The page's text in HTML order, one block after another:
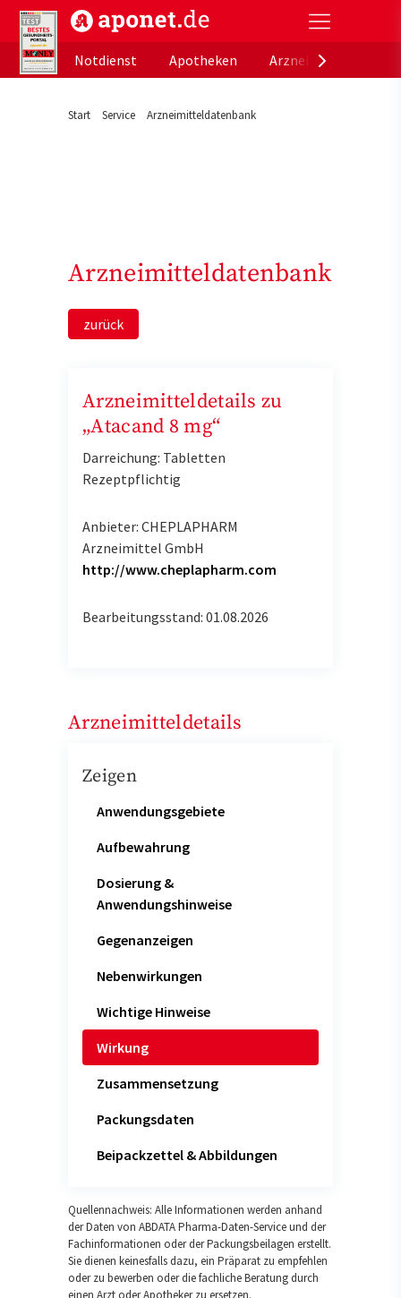
aponet.de - Das offizielle Gesundheitsportal der
Notdienst
Apotheken
Start Service Arzneimitteldatenbank
Arzneimitteldatenbank
zurück
Arzneimitteldetails zu
„Atacand 8 mg“
Darreichung: Tabletten
Rezeptpflichtig
Anbieter: CHEPLAPHARM
Arzneimittel GmbH
http://www.cheplapharm.com
Bearbeitungsstand: 01.08.2026
Arzneimitteldetails
Zeigen
Anwendungsgebiete
Aufbewahrung
Dosierung &
Anwendungshinweise
Gegenanzeigen
Nebenwirkungen
Wichtige Hinweise
Wirkung
Zusammensetzung
Packungsdaten
Beipackzettel & Abbildungen
Quellennachweis: Alle Informationen werden anhand
der Daten von ABDATA Pharma-Daten-Service und der
Fachinformationen oder der Packungsbeilagen erstellt.
Sie dienen keinesfalls dazu, ein Präparat zu empfehlen
oder zu bewerben oder die fachliche Beratung durch
einen Arzt oder Apotheker zu ersetzen.